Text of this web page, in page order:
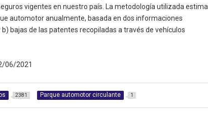
vigentes en nuestro país. La metodología utilizada estima
automotor anualmente, basada en dos informaciones
b) bajas de las patentes recopiladas a través de vehículos
06/2021
2381 Parque automotor circulante 1